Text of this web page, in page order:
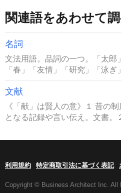
関連語をあわせて
名詞
文法用語。品詞の一つ。「太郎
「春」「友情」「研究」「泳
文献
《「献」は賢人の意》１ 昔の
となる記録や言い伝え。文書。
利用規約 特定商取引法に基づく表記
Copyright © Business Architect Inc. All